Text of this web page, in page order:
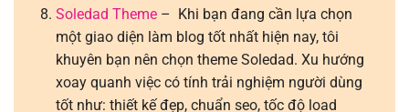
Soledad Theme– Khi bạn đang cần lựa chọn
một giao diện làm blog tốt nhất hiện nay, tôi
khuyên bạn nên chọn theme Soledad. Xu hướng
xoay quanh việc có tính trải nghiệm người dùng
tốt như: thiết kế đẹp, chuẩn seo, tốc độ load